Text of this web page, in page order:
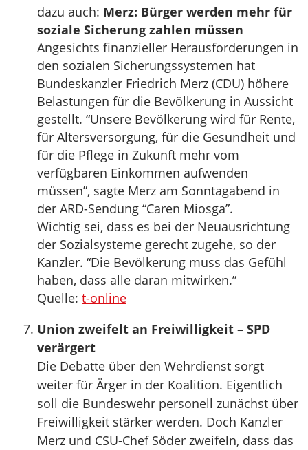
dazu auch: Merz: Bürger werden mehr für
soziale Sicherung zahlen müssen
Angesichts finanzieller Herausforderungen in
den sozialen Sicherungssystemen hat
Bundeskanzler Friedrich Merz (CDU) höhere
Belastungen für die Bevölkerung in Aussicht
gestellt. “Unsere Bevölkerung wird für Rente,
für Altersversorgung, für die Gesundheit und
für die Pflege in Zukunft mehr vom
verfügbaren Einkommen aufwenden
müssen”, sagte Merz am Sonntagabend in
der ARD-Sendung “Caren Miosga”.
Wichtig sei, dass es bei der Neuausrichtung
der Sozialsysteme gerecht zugehe, so der
Kanzler. “Die Bevölkerung muss das Gefühl
haben, dass alle daran mitwirken.”
Quelle: t-online
Union zweifelt an Freiwilligkeit – SPD
verärgert
Die Debatte über den Wehrdienst sorgt
weiter für Ärger in der Koalition. Eigentlich
soll die Bundeswehr personell zunächst über
Freiwilligkeit stärker werden. Doch Kanzler
Merz und CSU-Chef Söder zweifeln, dass das